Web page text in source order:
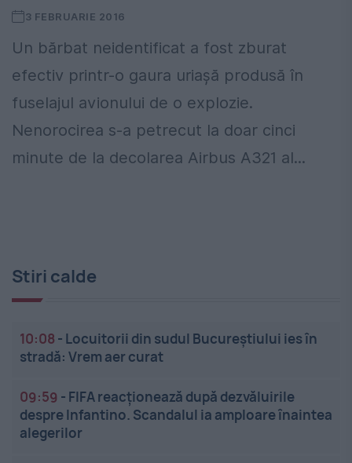
3 FEBRUARIE 2016
Un bărbat neidentificat a fost zburat
efectiv printr-o gaura uriaşă produsă în
fuselajul avionului de o explozie.
Nenorocirea s-a petrecut la doar cinci
minute de la decolarea Airbus A321 al...
Stiri calde
10:08 - Locuitorii din sudul Bucureștiului ies în
stradă: Vrem aer curat
09:59 - FIFA reacționează după dezvăluirile
despre Infantino. Scandalul ia amploare înaintea
alegerilor